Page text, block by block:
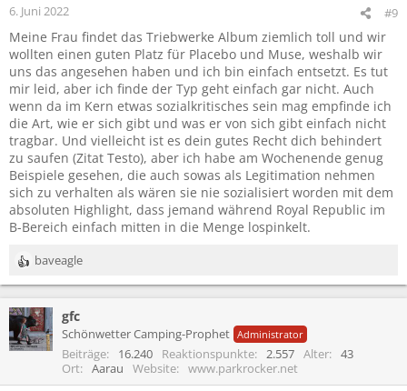
:
6. Juni 2022 #9
Meine Frau findet das Triebwerke Album ziemlich toll und wir
wollten einen guten Platz für Placebo und Muse, weshalb wir
uns das angesehen haben und ich bin einfach entsetzt. Es tut
mir leid, aber ich finde der Typ geht einfach gar nicht. Auch
wenn da im Kern etwas sozialkritisches sein mag empfinde ich
die Art, wie er sich gibt und was er von sich gibt einfach nicht
tragbar. Und vielleicht ist es dein gutes Recht dich behindert
zu saufen (Zitat Testo), aber ich habe am Wochenende genug
Beispiele gesehen, die auch sowas als Legitimation nehmen
sich zu verhalten als wären sie nie sozialisiert worden mit dem
absoluten Highlight, dass jemand während Royal Republic im
B-Bereich einfach mitten in die Menge lospinkelt.
R
e
k
t
i
n
baveagle
gfc
Schönwetter Camping-Prophet Administrator
Beiträge 16.240 Reaktionspunkte 2.557 Alter
43
Ort
Aarau Website www.parkrocker.net